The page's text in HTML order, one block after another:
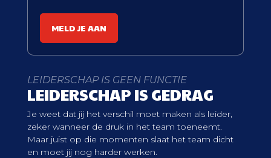
MELD JE AAN
LEIDERSCHAP IS GEEN FUNCTIE
LEIDERSCHAP IS GEDRAG
Je weet dat jij het verschil moet maken als leider,
zeker wanneer de druk in het team toeneemt.
Maar juist op die momenten slaat het team dicht
en moet jij nog harder werken.